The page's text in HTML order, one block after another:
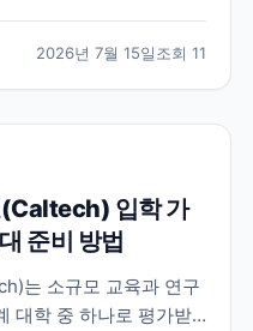
2026년 7월 15일조회 11
입학 가
준비 방법
는 소규모 교육과 연구
대학 중 하나로 평가받